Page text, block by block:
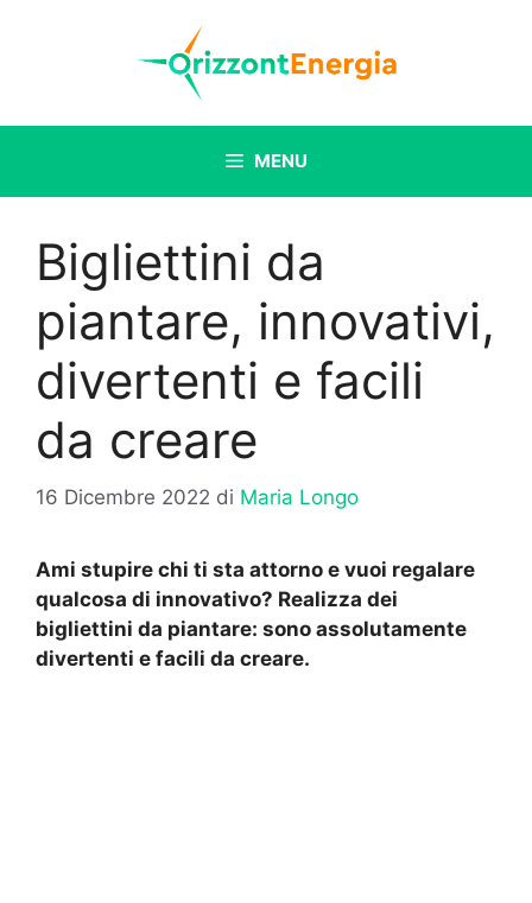
MENU
Bigliettini da
piantare, innovativi,
divertenti e facili
da creare
16 Dicembre 2022 di Maria Longo
Ami stupire chi ti sta attorno e vuoi regalare
qualcosa di innovativo? Realizza dei
bigliettini da piantare: sono assolutamente
divertenti e facili da creare.